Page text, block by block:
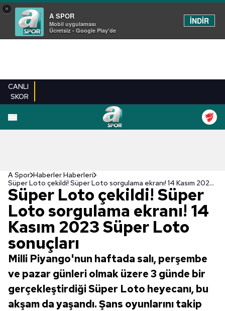
×
A SPOR
Mobil uygulaması
Ücretsiz - Google Play'de
İNDİR
CANLI
SKOR
A Spor Haberler Haberleri
Süper Loto çekildi! Süper Loto sorgulama ekranı! 14 Kasım 2023 Süper Loto sonuçları
Süper Loto çekildi! Süper
Loto sorgulama ekranı! 14
Kasım 2023 Süper Loto
sonuçları
Milli Piyango'nun haftada salı, perşembe
ve pazar günleri olmak üzere 3 günde bir
gerçekleştirdiği Süper Loto heyecanı, bu
akşam da yaşandı. Şans oyunlarını takip